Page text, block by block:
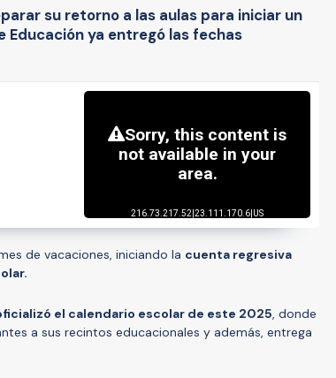
su retorno a las aulas para iniciar un
Educación ya entregó las fechas
de vacaciones, iniciando la cuenta regresiva
el calendario escolar de este 2025, donde
a sus recintos educacionales y además, entrega